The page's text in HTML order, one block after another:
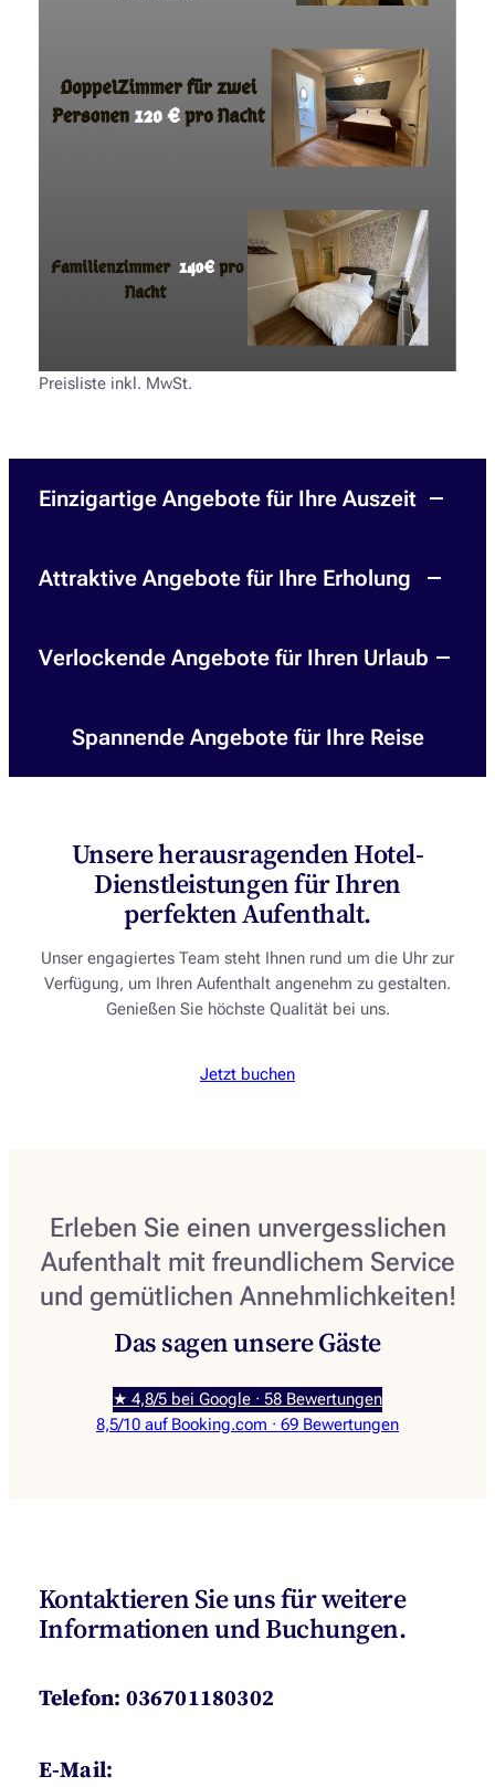
Preisliste inkl. MwSt.
Einzigartige Angebote für Ihre Auszeit
Attraktive Angebote für Ihre Erholung
Verlockende Angebote für Ihren Urlaub
Spannende Angebote für Ihre Reise
Unsere herausragenden Hotel-
Dienstleistungen für Ihren
perfekten Aufenthalt.
Unser engagiertes Team steht Ihnen rund um die Uhr zur
Verfügung, um Ihren Aufenthalt angenehm zu gestalten.
Genießen Sie höchste Qualität bei uns.
Jetzt buchen
Erleben Sie einen unvergesslichen
Aufenthalt mit freundlichem Service
und gemütlichen Annehmlichkeiten!
Das sagen unsere Gäste
★ 4,8/5 bei Google · 58 Bewertungen
8,5/10 auf Booking.com · 69 Bewertungen
Kontaktieren Sie uns für weitere
Informationen und Buchungen.
Telefon: 036701180302
E-Mail: